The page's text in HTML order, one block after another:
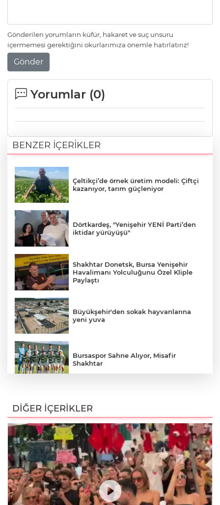
Gönderilen yorumların küfür, hakaret ve suç unsuru
içermemesi gerektiğini okurlarımıza önemle hatırlatırız!
Gönder
Yorumlar (0)
BENZER İÇERİKLER
Çeltikçi’de örnek üretim modeli: Çiftçi
kazanıyor, tarım güçleniyor
Dörtkardeş, "Yenişehir YENİ Parti’den
iktidar yürüyüşü"
Shakhtar Donetsk, Bursa Yenişehir
Havalimanı Yolculuğunu Özel Kliple
Paylaştı
Büyükşehir'den sokak hayvanlarına
yeni yuva
Bursaspor Sahne Alıyor, Misafir
Shakhtar
Bursa ve Yenişehir Teşkilatlanmasında
İYİ Partili Hasan Toktaş'tan
Yenişehir'deki İmar Sürecine İlişkin
Dikkat Çeken İddialar
KADIKÖY'DE TARİH YAZILAN AN..
DİĞER İÇERİKLER